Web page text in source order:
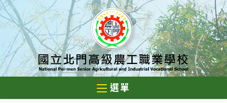
跳
轉
主
要
內
選單